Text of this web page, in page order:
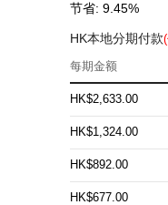
节省: 9.45%
HK本地分期付款
每期金额
HK$2,633.00
HK$1,324.00
HK$892.00
HK$677.00